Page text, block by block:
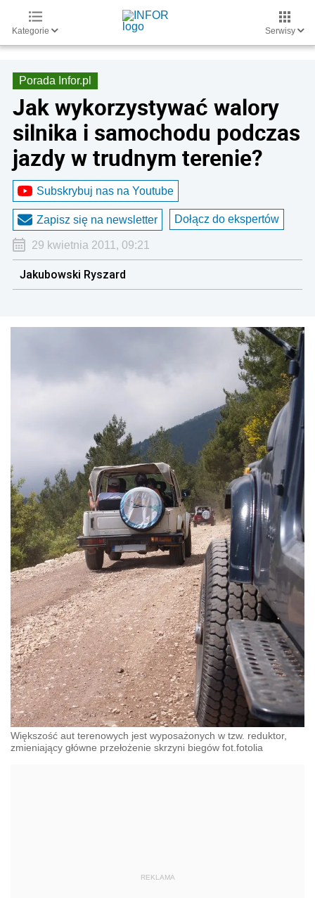
Kategorie Serwisy
Porada Infor.pl
Jak wykorzystywać walory
silnika i samochodu podczas
jazdy w trudnym terenie?
Subskrybuj nas na Youtube
Zapisz się na newsletter Dołącz do ekspertów
29 kwietnia 2011, 09:21
Jakubowski Ryszard
Większość aut terenowych jest wyposażonych w tzw. reduktor,
zmieniający główne przełożenie skrzyni biegów fot.fotolia